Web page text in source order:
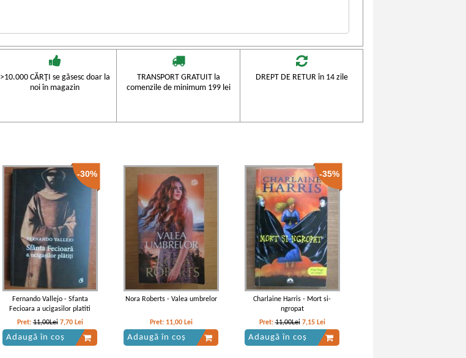
>10.000 CĂRŢI se găsesc doar la
noi în magazin
TRANSPORT GRATUIT la
comenzile de minimum 199 lei
DREPT DE RETUR în 14 zile
-30%
Fernando Vallejo - Sfanta
Fecioara a ucigasilor platiti
Pret:11,00Lei 7,70 Lei
Adaugă în coș
Nora Roberts - Valea umbrelor
Pret: 11,00 Lei
Adaugă în coș
-35%
Charlaine Harris - Mort si-
ngropat
Pret:11,00Lei 7,15 Lei
Adaugă în coș